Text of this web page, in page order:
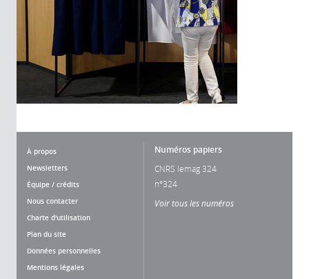
À propos
Newsletters
Équipe / crédits
Nous contacter
Charte d'utilisation
Plan du site
Données personnelles
Mentions légales
Numéros papiers
CNRS lemag 324
n°324
Voir tous les numéros